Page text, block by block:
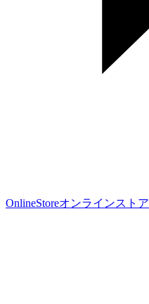
OnlineStoreオンラインストア